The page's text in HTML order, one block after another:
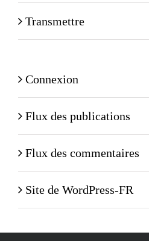
Transmettre
Connexion
Flux des publications
Flux des commentaires
Site de WordPress-FR